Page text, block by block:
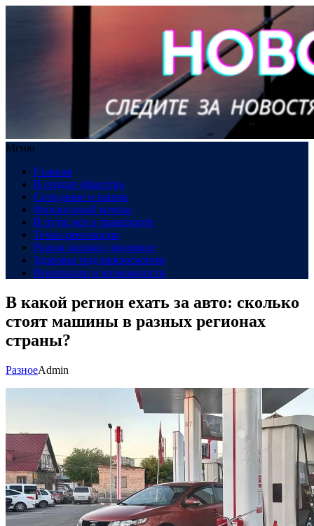
Меню
Главная
В сердце общества
Созидание и рынок
Финансовый компас
В пути: все о транспорте
Техно-революция
Рынок жилья в динамике
Здоровье под микроскопом
Инновации и возможности
В какой регион ехать за авто: сколько
стоят машины в разных регионах
страны?
РазноеAdmin